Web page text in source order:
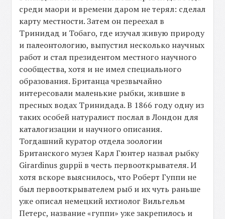
среди маори и времени даром не терял: сделал
карту местности. Затем он переехал в
Тринидад и Тобаго, где изучал живую природу
и палеонтологию, выпустил несколько научных
работ и стал президентом местного научного
сообщества, хотя и не имел специального
образования. Британца чрезвычайно
интересовали маленькие рыбки, жившие в
пресных водах Тринидада. В 1866 году одну из
таких особей натуралист послал в Лондон для
каталогизации и научного описания.
Тогдашний куратор отдела зоологии
Британского музея Карл Гюнтер назвал рыбку
Girardinus guppii в честь первооткрывателя. И
хотя вскоре выяснилось, что Роберт Гуппи не
был первооткрывателем рыб и их чуть раньше
уже описал немецкий ихтиолог Вильгельм
Петерс, название «гуппи» уже закрепилось и